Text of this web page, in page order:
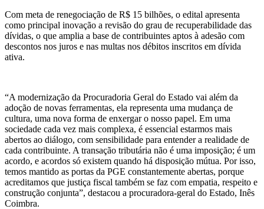
Com meta de renegociação de R$ 15 bilhões, o edital apresenta
como principal inovação a revisão do grau de recuperabilidade das
dívidas, o que amplia a base de contribuintes aptos à adesão com
descontos nos juros e nas multas nos débitos inscritos em dívida
ativa.
“A modernização da Procuradoria Geral do Estado vai além da
adoção de novas ferramentas, ela representa uma mudança de
cultura, uma nova forma de enxergar o nosso papel. Em uma
sociedade cada vez mais complexa, é essencial estarmos mais
abertos ao diálogo, com sensibilidade para entender a realidade de
cada contribuinte. A transação tributária não é uma imposição; é um
acordo, e acordos só existem quando há disposição mútua. Por isso,
temos mantido as portas da PGE constantemente abertas, porque
acreditamos que justiça fiscal também se faz com empatia, respeito e
construção conjunta”, destacou a procuradora-geral do Estado, Inês
Coimbra.